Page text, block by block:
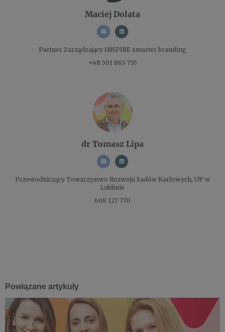
Maciej Dolata
Partner Zarządzający INSPIRE smarter branding
+48 501 865 755
dr Tomasz Lipa
Przewodniczący Towarzystwo Rozwoju Sadów Karłowych, UP w
Lublinie
608 127 770
Powiązane artykuły